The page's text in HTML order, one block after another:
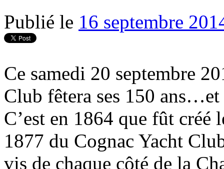
Publié le 16 septembre
Ce samedi 20 septembre
Club fêtera ses 150
C’est en 1864 que fût
1877 du Cognac Yacht
vis de chaque côté de la